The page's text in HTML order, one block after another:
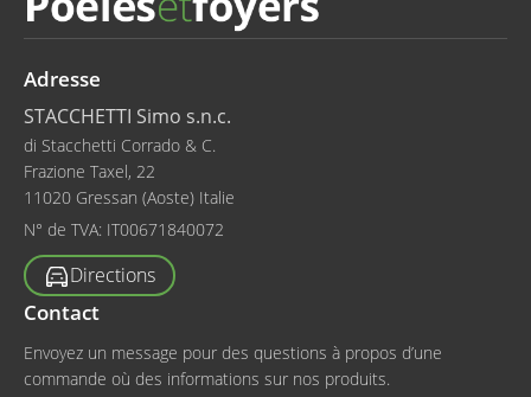
Adresse
STACCHETTI Simo s.n.c.
di Stacchetti Corrado & C.
Frazione Taxel, 22
11020 Gressan (Aoste) Italie
N° de TVA: IT00671840072
Directions
Contact
Envoyez un message pour des questions à propos d’une
commande où des informations sur nos produits.